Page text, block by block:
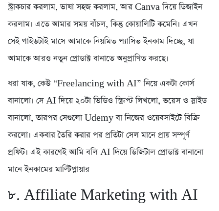
স্ট্রাকচার করলাম, ভাষা সহজ করলাম, আর Canva দিয়ে ডিজাইন
করলাম। এতে আমার সময় বাঁচল, কিন্তু কোয়ালিটি কমেনি। এখন
সেই গাইডটাই মাসে আমাকে নিয়মিত প্যাসিভ ইনকাম দিচ্ছে, যা
আমাকে আরও নতুন প্রোডাক্ট বানাতে অনুপ্রাণিত করছে।
ধরা যাক, কেউ “Freelancing with AI” নিয়ে একটা কোর্স
বানালো। সে AI দিয়ে ২০টা ভিডিও স্ক্রিপ্ট লিখলো, ভয়েস ও স্লাইড
বানালো, তারপর সেগুলো Udemy বা নিজের ওয়েবসাইটে বিক্রি
করলো। একবার তৈরি করার পর প্রতিটা সেল মানে প্রায় সম্পূর্ণ
প্রফিট। এই কারণেই আমি বলি AI দিয়ে ডিজিটাল প্রোডাক্ট বানানো
মানে ইনকামের মাল্টিপ্লায়ার
৮. Affiliate Marketing with AI